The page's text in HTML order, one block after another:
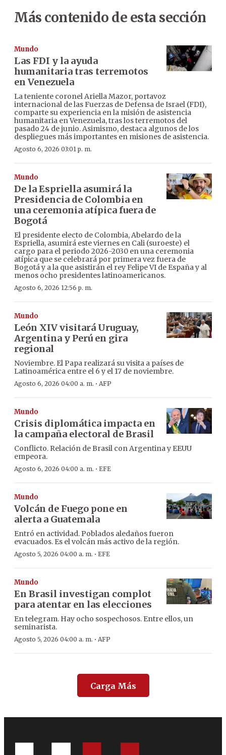
Más contenido de esta sección
Mundo
Las FDI y la ayuda
humanitaria tras terremotos
en Venezuela
La teniente coronel Ariella Mazor, portavoz
internacional de las Fuerzas de Defensa de Israel (FDI),
comparte su experiencia en la misión de asistencia
humanitaria en Venezuela, tras los terremotos del
pasado 24 de junio. Asimismo, destaca algunos de los
despliegues más importantes en misiones de asistencia.
Agosto 6, 2026 03:01 p. m.
Mundo
De la Espriella asumirá la
Presidencia de Colombia en
una ceremonia atípica fuera de
Bogotá
El presidente electo de Colombia, Abelardo de la
Espriella, asumirá este viernes en Cali (suroeste) el
cargo para el periodo 2026-2030 en una ceremonia
atípica que se celebrará por primera vez fuera de
Bogotá y a la que asistirán el rey Felipe VI de España y al
menos ocho presidentes latinoamericanos.
Agosto 6, 2026 12:56 p. m.
Mundo
León XIV visitará Uruguay,
Argentina y Perú en gira
regional
Noviembre. El Papa realizará su visita a países de
Latinoamérica entre el 6 y el 17 de noviembre.
Agosto 6, 2026 04:00 a. m. · AFP
Mundo
Crisis diplomática impacta en
la campaña electoral de Brasil
Conflicto. Relación de Brasil con Argentina y EEUU
empeora.
Agosto 6, 2026 04:00 a. m. · EFE
Mundo
Volcán de Fuego pone en
alerta a Guatemala
Entró en actividad. Poblados aledaños fueron
evacuados. Es el volcán más activo de la región.
Agosto 5, 2026 04:00 a. m. · EFE
Mundo
En Brasil investigan complot
para atentar en las elecciones
En telegram. Hay ocho sospechosos. Entre ellos, un
seminarista.
Agosto 5, 2026 04:00 a. m. · AFP
Carga Más